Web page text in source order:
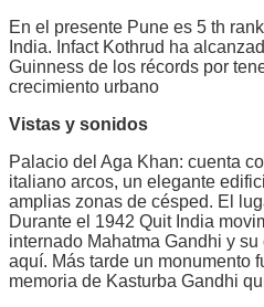
En el presente Pune es 5 th
India. Infact Kothrud ha
Guinness de los récords por
crecimiento urbano
Vistas y sonidos
Palacio del Aga Khan: cuenta
italiano arcos, un elegante
amplias zonas de césped. El
Durante el 1942 Quit India
internado Mahatma Gandhi y
aquí. Más tarde un monumento
memoria de Kasturba Gandhi